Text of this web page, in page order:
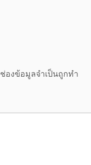
ช่องข้อมูลจำเป็นถูกทำ